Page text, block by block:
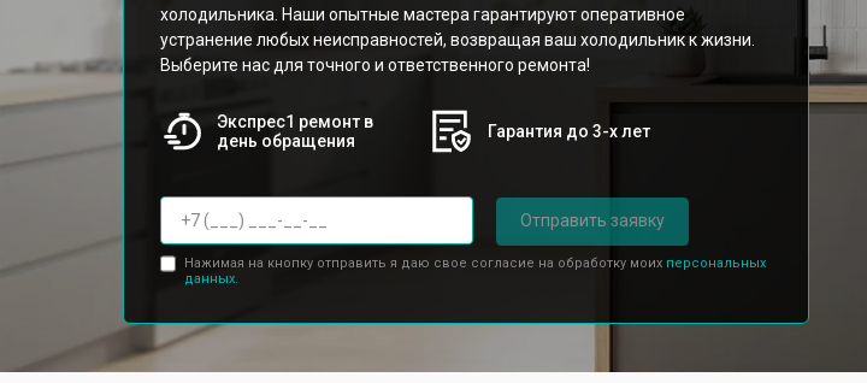
холодильника. Наши опытные мастера гарантируют оперативное
устранение любых неисправностей, возвращая ваш холодильник к жизни.
Выберите нас для точного и ответственного ремонта!
Экспрес1 ремонт в
день обращения
Гарантия до 3-х лет
Отправить заявку
Нажимая на кнопку отправить я даю свое согласие на обработку моих персональных
данных.